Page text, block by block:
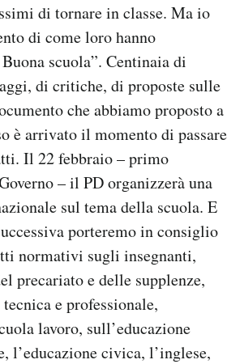
di tornare in classe. Ma io
di come loro hanno
scuola”. Centinaia di
di critiche, di proposte sulle
che abbiamo proposto a
è arrivato il momento di passare
Il 22 febbraio – primo
– il PD organizzerà una
sul tema della scuola. E
porteremo in consiglio
normativi sugli insegnanti,
precariato e delle supplenze,
e professionale,
lavoro, sull’educazione
l’educazione civica, l’inglese,